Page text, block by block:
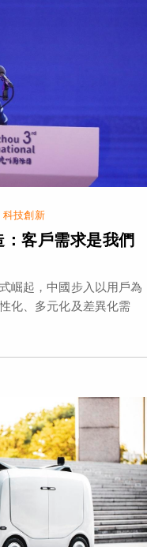
科技創新
客戶需求是我們
崛起，中國步入以用戶為
化、多元化及差異化需